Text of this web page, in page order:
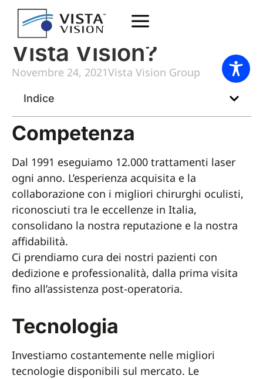
Perché scegliere
Vista Vision?
Novembre 24, 2021Vista Vision Group
Indice
Competenza
Dal 1991 eseguiamo 12.000 trattamenti laser
ogni anno. L’esperienza acquisita e la
collaborazione con i migliori chirurghi oculisti,
riconosciuti tra le eccellenze in Italia,
consolidano la nostra reputazione e la nostra
affidabilità.
Ci prendiamo cura dei nostri pazienti con
dedizione e professionalità, dalla prima visita
fino all’assistenza post-operatoria.
Tecnologia
Investiamo costantemente nelle migliori
tecnologie disponibili sul mercato. Le